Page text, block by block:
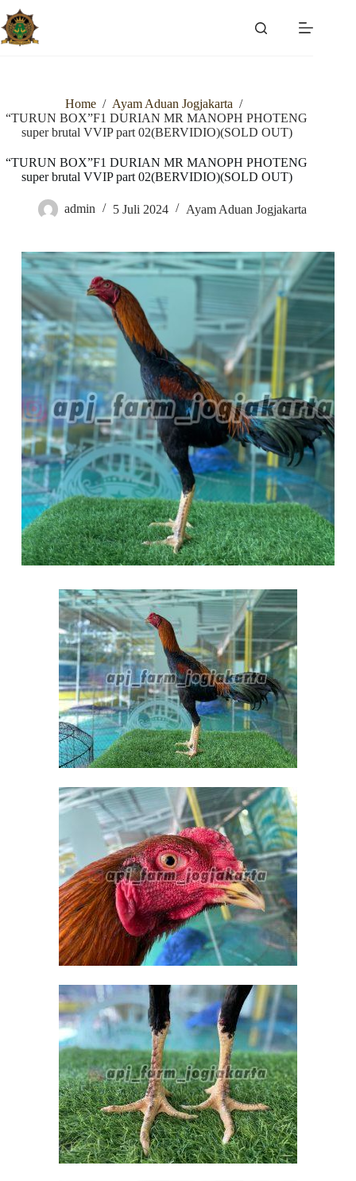
Skip
to
content
Home / Ayam Aduan Jogjakarta /
“TURUN BOX”F1 DURIAN MR MANOPH PHOTENG
super brutal VVIP part 02(BERVIDIO)(SOLD OUT)
“TURUN BOX”F1 DURIAN MR MANOPH PHOTENG
super brutal VVIP part 02(BERVIDIO)(SOLD OUT)
admin 5 Juli 2024 Ayam Aduan Jogjakarta